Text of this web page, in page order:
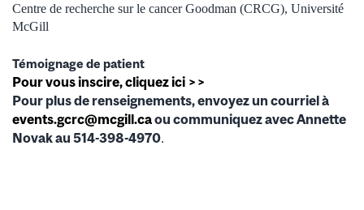
Centre de recherche sur le cancer Goodman (CRCG), Université
McGill
Témoignage de patient
Pour vous inscire, cliquez ici >>
Pour plus de renseignements, envoyez un courriel à
events.gcrc@mcgill.caou communiquez avec Annette
Novak au 514-398-4970.